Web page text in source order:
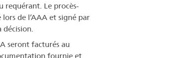
requérant. Le procès-
de l’AAA et signé par
seront facturés au
fournie et